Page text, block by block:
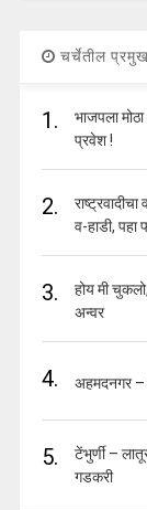
चर्चेतील प्रमुख
1.
भाजपला
प्रवेश !
2.
व-हाडी, पहा
3.
होय मी
अन्वर
4. अहमदनगर –
5.
टेंभुर्णी –
गडकरी